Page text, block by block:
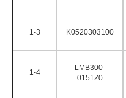
1-3 K0520303100
1-4
LMB300-
0151Z0